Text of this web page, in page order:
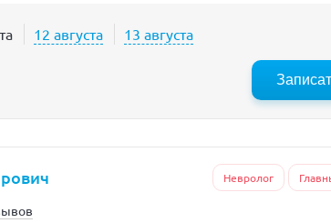
12 августа 13 августа
Невролог